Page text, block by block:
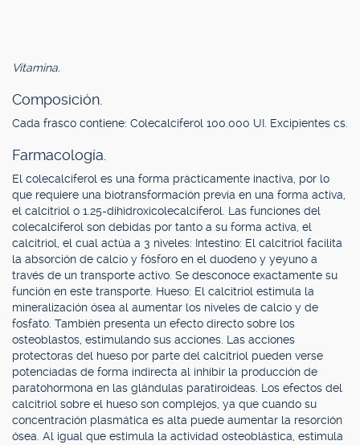
Vitamina.
Composición.
Cada frasco contiene: Colecalciferol 100.000 UI. Excipientes cs.
Farmacología.
El colecalciferol es una forma prácticamente inactiva, por lo
que requiere una biotransformación previa en una forma activa,
el calcitriol o 1.25-dihidroxicolecalciferol. Las funciones del
colecalciferol son debidas por tanto a su forma activa, el
calcitriol, el cual actúa a 3 niveles: Intestino: El calcitriol facilita
la absorción de calcio y fósforo en el duodeno y yeyuno a
través de un transporte activo. Se desconoce exactamente su
función en este transporte. Hueso: El calcitriol estimula la
mineralización ósea al aumentar los niveles de calcio y de
fosfato. También presenta un efecto directo sobre los
osteoblastos, estimulando sus acciones. Las acciones
protectoras del hueso por parte del calcitriol pueden verse
potenciadas de forma indirecta al inhibir la producción de
paratohormona en las glándulas paratiroideas. Los efectos del
calcitriol sobre el hueso son complejos, ya que cuando su
concentración plasmática es alta puede aumentar la resorción
ósea. Al igual que estimula la actividad osteoblástica, estimula